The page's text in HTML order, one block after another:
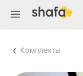
Комплекты